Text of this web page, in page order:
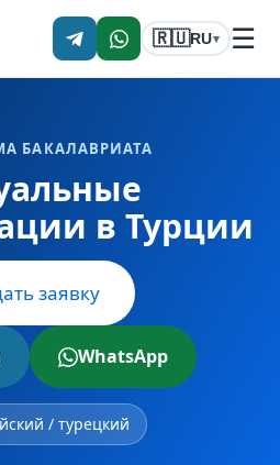
🇷🇺RU▾ ☰
БАКАЛАВРИАТА
в Турции
заявку
WhatsApp
/ турецкий